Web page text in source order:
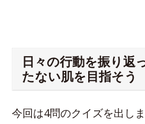
日々の行動を振り返
たない肌を目指そう
今回は4問のクイズを出し